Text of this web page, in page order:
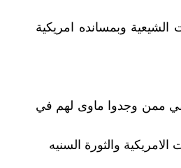
وبمسانده امريكية
ممن وجدوا ماوى لهم في
والثورة السنيه